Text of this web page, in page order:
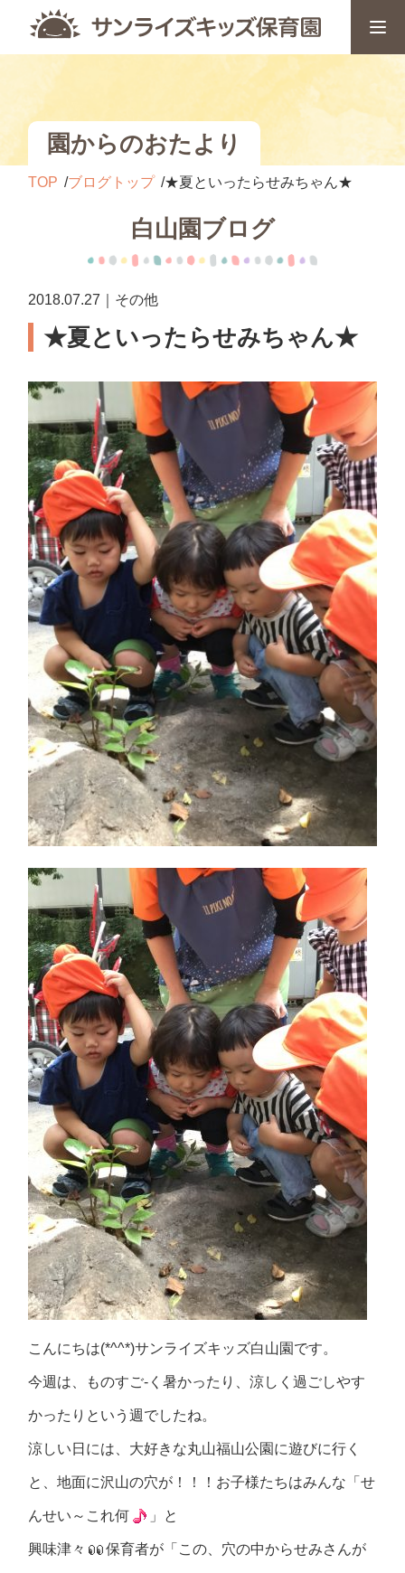
園からのおたより
TOP ブログトップ ★夏といったらせみちゃん★
白山園ブログ
2018.07.27｜その他
★夏といったらせみちゃん★
こんにちは(*^^*)サンライズキッズ白山園です。
今週は、ものすご-く暑かったり、涼しく過ごしやす
かったりという週でしたね。
涼しい日には、大好きな丸山福山公園に遊びに行く
と、地面に沢山の穴が！！！お子様たちはみんな「せ
んせい～これ何 」と
興味津々 保育者が「この、穴の中からせみさんが